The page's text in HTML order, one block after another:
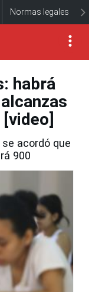
Normas legales
habrá
acordó que
900